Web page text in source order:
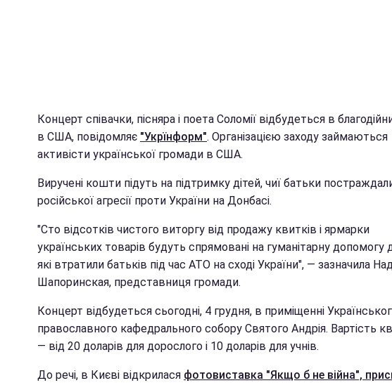
Концерт співачки, пісняра і поета Соломії відбудеться в
в США, повідомляє "Укрїнформ". Організацією заходу займаються
активісти української громади в США.
Виручені кошти підуть на підтримку дітей, чиї батьки
російської агресії проти України на Донбасі.
"Сто відсотків чистого виторгу від продажу квитків і ярмарки
українських товарів будуть спрямовані на гуманітарну допомогу
які втратили батьків під час АТО на сході України", — зазначила
Шапоринская, представниця громади.
Концерт відбудеться сьогодні, 4 грудня, в приміщенні
православного кафедрального собору Святого Андрія. Вартість
— від 20 доларів для дорослого і 10 доларів для учнів.
До речі, в Києві відкрилася фотовиставка "Якщо б не війна",